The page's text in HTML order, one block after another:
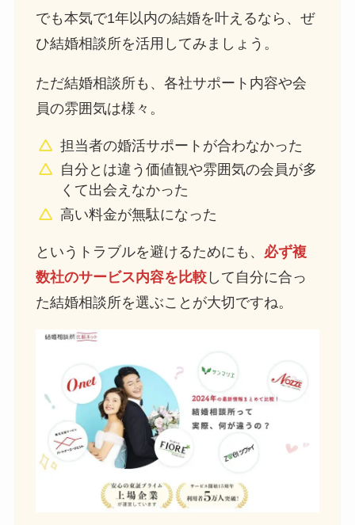
でも本気で1年以内の結婚を叶えるなら、ぜ
ひ結婚相談所を活用してみましょう。
ただ結婚相談所も、各社サポート内容や会
員の雰囲気は様々。
担当者の婚活サポートが合わなかった
自分とは違う価値観や雰囲気の会員が多
くて出会えなかった
高い料金が無駄になった
というトラブルを避けるためにも、 必ず複
数社のサービス内容を比較して自分に合っ
た結婚相談所を選ぶことが大切ですね。